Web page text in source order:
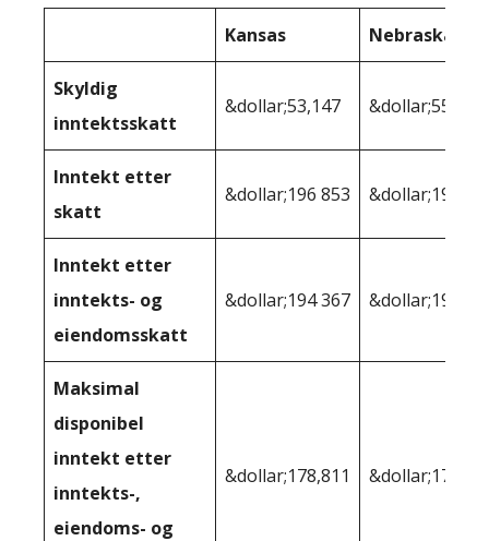
Kansas Nebraska
Skyldig
inntektsskatt
&dollar;53,147 &dollar;55 679
Inntekt etter
skatt
&dollar;196 853
Inntekt etter
inntekts- og
eiendomsskatt
&dollar;194 367 &dollar;190
Maksimal
disponibel
inntekt etter
inntekts-,
eiendoms- og
&dollar;178,811 &dollar;178